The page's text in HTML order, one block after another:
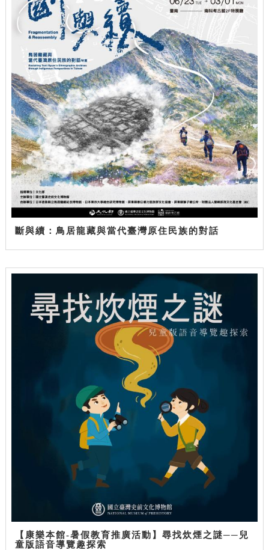
斷與續：鳥居龍藏與當代臺灣原住民族的對話
【康樂本館-暑假教育推廣活動】尋找炊煙之謎──兒
童版語音導覽趣探索